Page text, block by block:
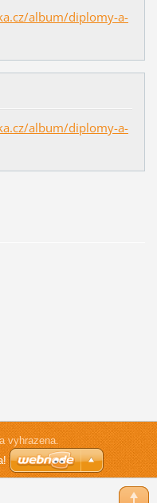
album/diplomy-a-
album/diplomy-a-
vyhrazena.